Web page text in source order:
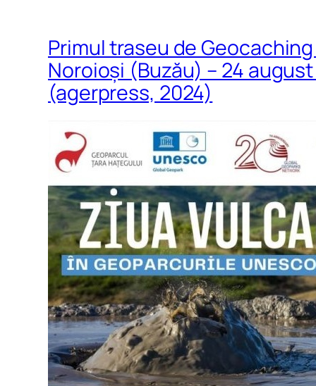
Primul traseu de
Noroioși (Buzău) – 24
(agerpress, 2024)